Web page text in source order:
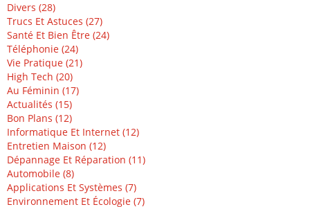
Divers (28)
Trucs Et Astuces (27)
Santé Et Bien Être (24)
Téléphonie (24)
Vie Pratique (21)
High Tech (20)
Au Féminin (17)
Actualités (15)
Bon Plans (12)
Informatique Et Internet (12)
Entretien Maison (12)
Dépannage Et Réparation (11)
Automobile (8)
Applications Et Systèmes (7)
Environnement Et Écologie (7)